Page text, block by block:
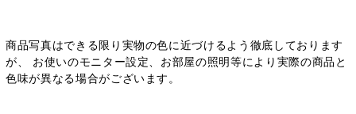
商品写真はできる限り実物の色に近づけるよう徹底しております
が、 お使いのモニター設定、お部屋の照明等により実際の商品と
色味が異なる場合がございます。